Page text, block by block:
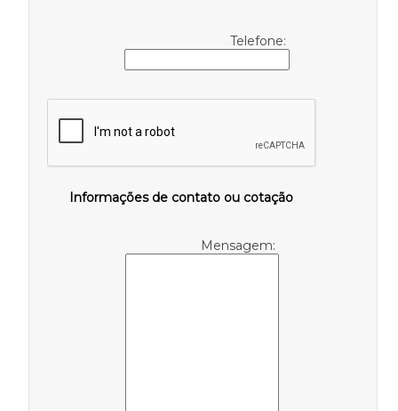
Telefone:
Informações de contato ou cotação
Mensagem: